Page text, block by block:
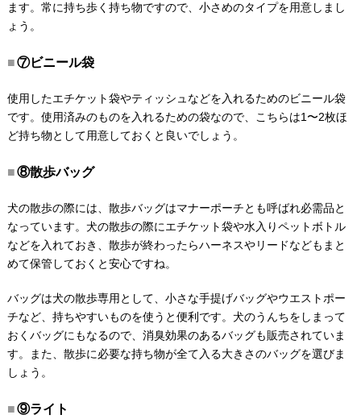
ます。常に持ち歩く持ち物ですので、小さめのタイプを用意しまし
ょう。
⑦ビニール袋
使用したエチケット袋やティッシュなどを入れるためのビニール袋
です。使用済みのものを入れるための袋なので、こちらは1〜2枚ほ
ど持ち物として用意しておくと良いでしょう。
⑧散歩バッグ
犬の散歩の際には、散歩バッグはマナーポーチとも呼ばれ必需品と
なっています。犬の散歩の際にエチケット袋や水入りペットボトル
などを入れておき、散歩が終わったらハーネスやリードなどもまと
めて保管しておくと安心ですね。
バッグは犬の散歩専用として、小さな手提げバッグやウエストポー
チなど、持ちやすいものを使うと便利です。犬のうんちをしまって
おくバッグにもなるので、消臭効果のあるバッグも販売されていま
す。また、散歩に必要な持ち物が全て入る大きさのバッグを選びま
しょう。
⑨ライト